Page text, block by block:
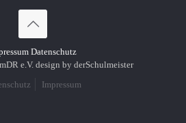
Datenschutz
e.V. design by derSchulmeister
Impressum